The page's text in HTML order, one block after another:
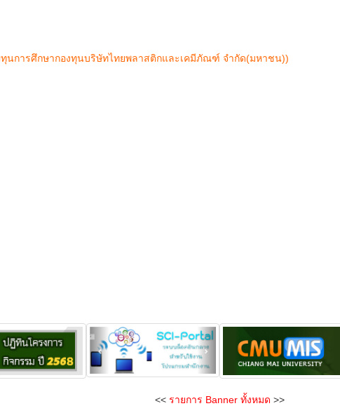
ทุนการศึกษากองทุนบริษัทไทยพลาสติกและเคมีภัณฑ์ จำกัด(มหาชน))
<< รายการ Banner ทั้งหมด >>